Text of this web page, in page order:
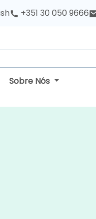
+351 30 050 9666
Sobre Nós